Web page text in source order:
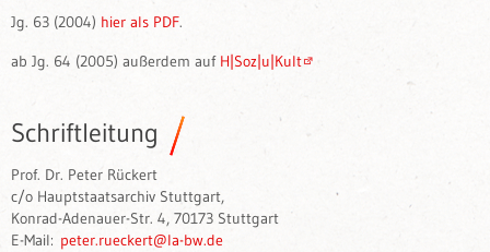
Jg. 63 (2004) hier als PDF.
ab Jg. 64 (2005) außerdem auf H|Soz|u|Kult
Schriftleitung
Prof. Dr. Peter Rückert
c/o Hauptstaatsarchiv Stuttgart,
Konrad-Adenauer-Str. 4, 70173 Stuttgart
E-Mail: peter.rueckert@la-bw.de